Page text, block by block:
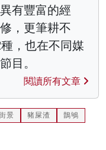
有豐富的經
，更筆耕不
，也在不同媒
目。
閱讀所有文章
景 豬屎渣 鵲鴝